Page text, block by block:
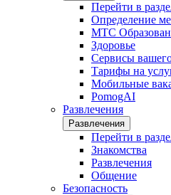
Перейти в
Определение
МТС
Здоровье
Сервисы
Тарифы на
Мобильные
PomogAI
Развлечения
Развлечения
Перейти в
Знакомства
Развлечения
Общение
Безопасность